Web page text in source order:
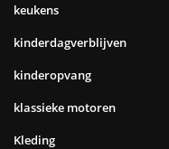
keukens
kinderdagverblijven
kinderopvang
klassieke motoren
Kleding